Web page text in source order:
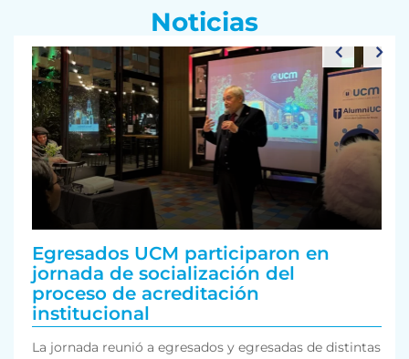
Noticias
Egresados UCM participaron en
jornada de socialización del
proceso de acreditación
institucional
La jornada reunió a egresados y egresadas de distintas